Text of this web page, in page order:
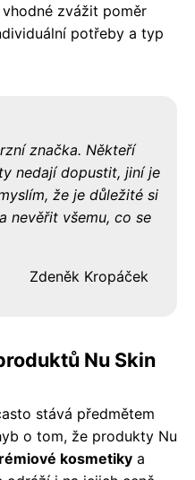
zvážit poměr
potřeby a typ
značka. Někteří
nedají dopustit, jiní je
že je důležité si
nevěřit všemu, co se
Zdeněk Kropáček
Nu Skin
stává předmětem
o tom, že produkty Nu
kosmetiky a